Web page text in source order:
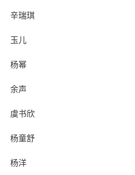
辛瑞琪
玉儿
杨幂
余声
虞书欣
杨童舒
杨洋